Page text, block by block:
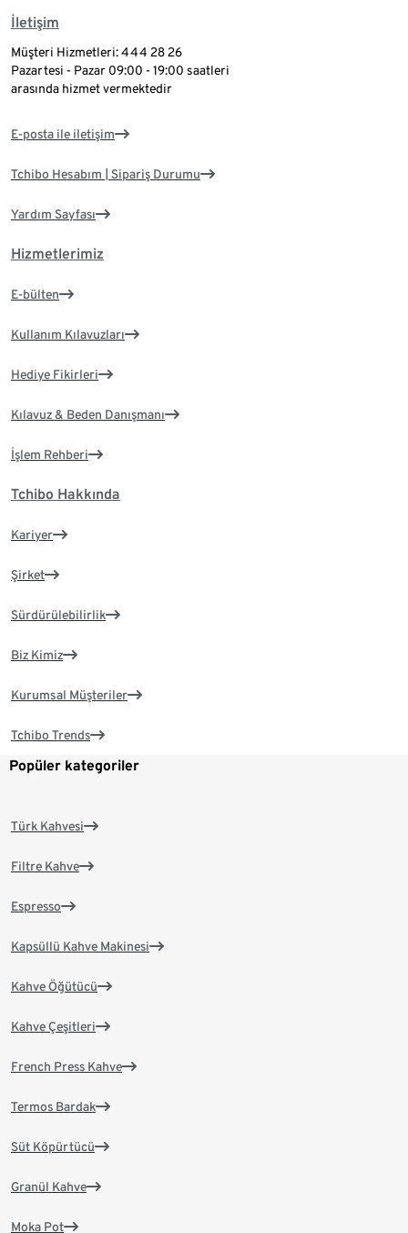
İletişim
Müşteri Hizmetleri: 444 28 26
Pazartesi - Pazar 09:00 - 19:00 saatleri
arasında hizmet vermektedir
E-posta ile iletişim
Tchibo Hesabım | Sipariş Durumu
Yardım Sayfası
Hizmetlerimiz
E-bülten
Kullanım Kılavuzları
Hediye Fikirleri
Kılavuz & Beden Danışmanı
İşlem Rehberi
Tchibo Hakkında
Kariyer
Şirket
Sürdürülebilirlik
Biz Kimiz
Kurumsal Müşteriler
Tchibo Trends
Popüler kategoriler
Türk Kahvesi
Filtre Kahve
Espresso
Kapsüllü Kahve Makinesi
Kahve Öğütücü
Kahve Çeşitleri
French Press Kahve
Termos Bardak
Süt Köpürtücü
Granül Kahve
Moka Pot